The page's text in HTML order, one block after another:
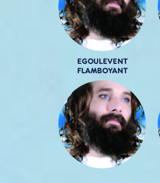
EGOULEVENT
FLAMBOYANT